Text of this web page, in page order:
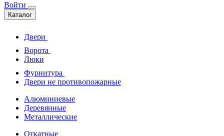
Войти
Каталог
Двери
Ворота
Люки
Фурнитура
Двери не противопожарные
Алюминиевые
Деревянные
Металлические
Откатные